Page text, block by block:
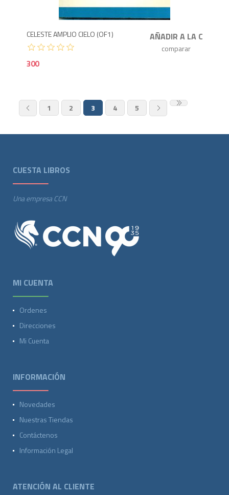
CELESTE AMPLIO CIELO (OF1)
300
1 2 3 4 5
CUESTA LIBROS
Una empresa CCN
MI CUENTA
Ordenes
Direcciones
Mi Cuenta
INFORMACIÓN
Novedades
Nuestras Tiendas
Contáctenos
Información Legal
ATENCIÓN AL CLIENTE